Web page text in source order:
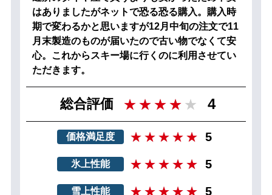
はありましたがネットで恐る恐る購入。購入時
期で変わるかと思いますが12月中旬の注文で11
月末製造のものが届いたので古い物でなくて安
心。これからスキー場に行くのに利用させてい
ただきます。
総合評価 4
価格満足度 5
氷上性能 5
雪上性能 5